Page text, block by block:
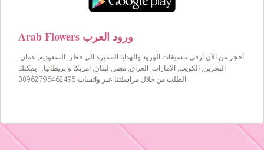
Arab Flowers ورود العرب
أحجز من الآن أرقى تنسيقات الورود والهدايا المميزة الى قطر, السعودية, عمان,
البحرين, الكويت, الامارات, العراق, مصر, لبنان, امريكا و بريطانيا… يمكنك
الطلب من خلال مراسلتنا عبر واتساب 00962796462495